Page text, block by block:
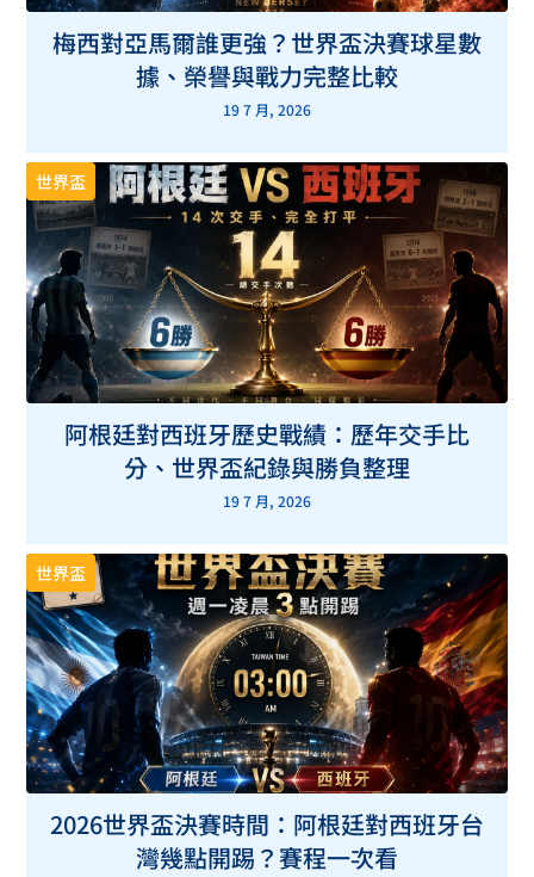
梅西對亞馬爾誰更強？世界盃決賽球星數
據、榮譽與戰力完整比較
19 7 月, 2026
世界盃
阿根廷對西班牙歷史戰績：歷年交手比
分、世界盃紀錄與勝負整理
19 7 月, 2026
世界盃
2026世界盃決賽時間：阿根廷對西班牙台
灣幾點開踢？賽程一次看